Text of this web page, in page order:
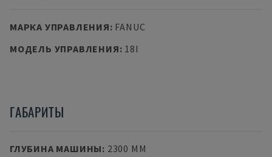
МАРКА УПРАВЛЕНИЯ: FANUC
МОДЕЛЬ УПРАВЛЕНИЯ: 18I
ГАБАРИТЫ
ГЛУБИНА МАШИНЫ: 2300 MM